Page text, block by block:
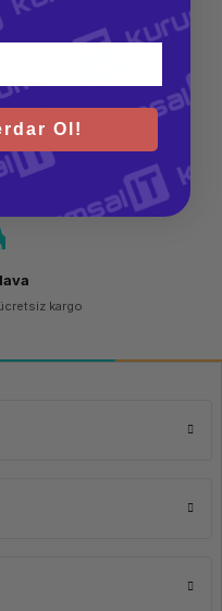
Güvenli Alışveriş
256 bit SSL sertifikası
kargo
Ol!